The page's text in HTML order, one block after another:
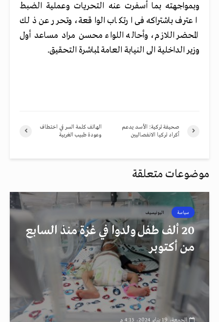
وبمواجهته بما أسفرت عنه التحريات وعملية الضبط
اعترف باشتراكه فى ارتكاب الواقعة، وتحرر عن ذلك
المحضر اللازم، وأحاله اللواء محسن مراد مساعد أول
وزير الداخلية الى النيابة العامة لمباشرة التحقيق.
الهاتف كلمة السر في اختطاف
وعودة طبيب الغربية
صحيفة تركية: الأسد يدعم
أكراد تركيا الانفصاليين
موضوعات متعلقة
سياسة اليونيسيف
20 ألف طفل ولدوا في غزة منذ السابع
من أكتوبر
الجمعة، 19 يناير 2024، 4:15 م